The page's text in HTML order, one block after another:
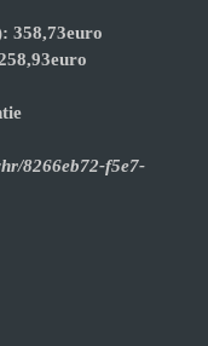
358,73euro
8266eb72-f5e7-